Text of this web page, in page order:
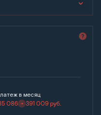
в месяц
086
391 009руб.